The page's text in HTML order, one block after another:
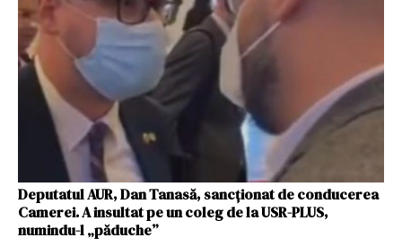
Deputatul AUR, Dan Tanasă, sancţionat de conducerea
Camerei. A insultat pe un coleg de la USR-PLUS,
numindu-l „păduche”